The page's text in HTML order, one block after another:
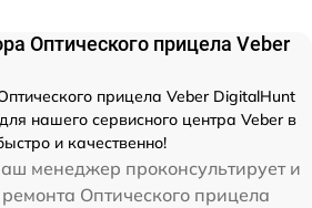
Оптического прицела Veber
прицела Veber DigitalHunt
нашего сервисного центра Veber в
и качественно!
менеджер проконсультирует и
ремонта Оптического прицела